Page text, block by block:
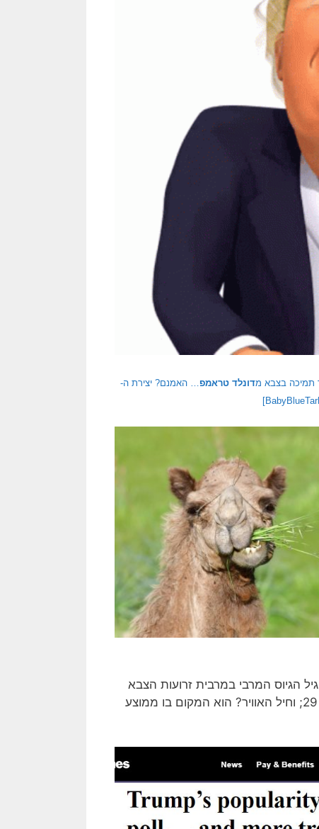
תמיכה בצבא מדונלד טראמפ … האמנם? יצירת ה-
גיל הגיוס המרבי במרבית זרועות הצבא
האמריקאי הוא 35. בחיל האוויר האמריקאי, הגיל הממוצע הוא 29; וחיל האוויר? הוא המקום בו ממוצע